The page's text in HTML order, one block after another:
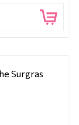
Surgras